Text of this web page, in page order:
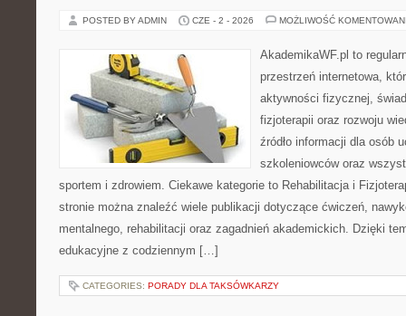
POSTED BY ADMIN CZE - 2 - 2026 MOŻLIWOŚĆ
AkademikaWF.pl to
przestrzeń internetowa,
aktywności fizycznej,
fizjoterapii oraz rozwoju
źródło informacji dla osób
szkoleniowców oraz
sportem i zdrowiem. Ciekawe kategorie to Rehabilitacja i
stronie można znaleźć wiele publikacji dotyczące ćwiczeń,
mentalnego, rehabilitacji oraz zagadnień akademickich. Dzięki
edukacyjne z codziennym […]
CATEGORIES: PORADY DLA TAKSÓWKARZY